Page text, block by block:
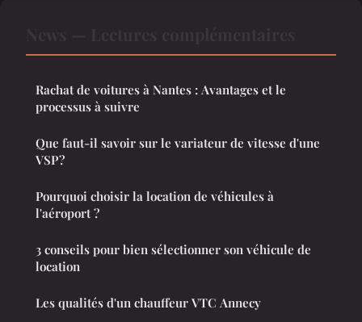
Rachat de voitures à Nantes : Avantages et le
processus à suivre
Que faut-il savoir sur le variateur de vitesse d'une
VSP ?
Pourquoi choisir la location de véhicules à
l'aéroport ?
3 conseils pour bien sélectionner son véhicule de
location
Les qualités d'un chauffeur VTC Annecy